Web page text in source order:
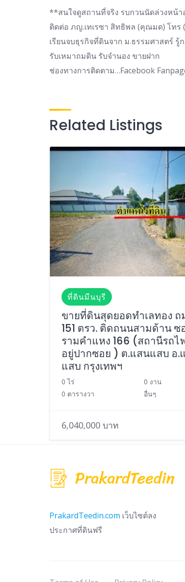
**สนใจดูสถานที่จริง รบกวนนัดล่วงหน้
ติดต่อ ภญ.เทเรซา สิทธิพล (คุณมด) โทร (
เรียนจบธุรกิจที่ดินจาก ม.ธรรมศาสตร์ รู้
รับเหมาถมดิน รับจำนอง ขายฝาก
ช่องทางการติดตาม…Facebook
Related Listings
ที่ดินมีนบุรี
ขายที่ดินสุดยอดทำเลทอง ถ
151 ตรว. ติดถนนสามด้าน ซ
รามคำแหง 166 (สถานีรถไ
อยู่ปากซอย ) ต.แสนแสบ อ.
แสบ กรุงเทพฯ
0 ไร่
0 งาน
0 ตารางวา
อื่นๆ
6,040,000 บาท
PrakardTeedin.com เว็บไซต์ลง
ประกาศที่ดินฟรี